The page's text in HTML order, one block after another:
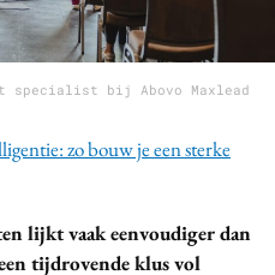
specialist bij Abovo Maxlead
zo bouw je een sterke
lijkt vaak eenvoudiger dan
tijdrovende klus vol